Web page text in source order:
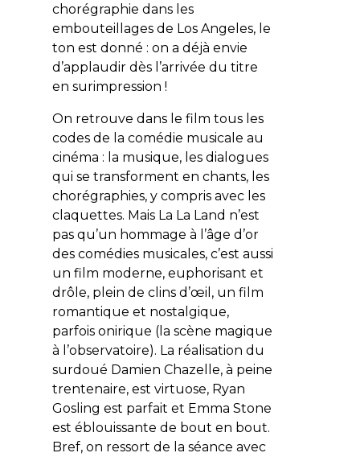
chorégraphie dans les
embouteillages de Los Angeles, le
ton est donné : on a déjà envie
d’applaudir dès l’arrivée du titre
en surimpression !
On retrouve dans le film tous les
codes de la comédie musicale au
cinéma : la musique, les dialogues
qui se transforment en chants, les
chorégraphies, y compris avec les
claquettes. Mais La La Land n’est
pas qu’un hommage à l’âge d’or
des comédies musicales, c’est aussi
un film moderne, euphorisant et
drôle, plein de clins d’œil, un film
romantique et nostalgique,
parfois onirique (la scène magique
à l’observatoire). La réalisation du
surdoué Damien Chazelle, à peine
trentenaire, est virtuose, Ryan
Gosling est parfait et Emma Stone
est éblouissante de bout en bout.
Bref, on ressort de la séance avec